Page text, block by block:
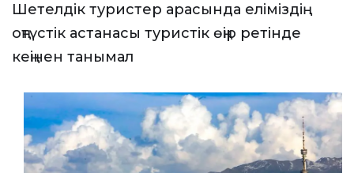
Шетелдік туристер арасында еліміздің
оңтүстік астанасы туристік өңір ретінде
кеңінен танымал